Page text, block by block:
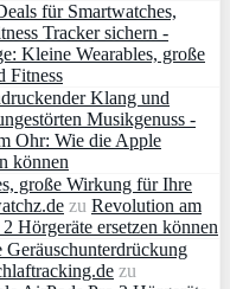
für Smartwatches,
Tracker sichern -
Kleine Wearables, große
Fitness
Klang und
Musikgenuss -
Ohr: Wie die Apple
können
große Wirkung für Ihre
zu Revolution am
Hörgeräte ersetzen können
zu